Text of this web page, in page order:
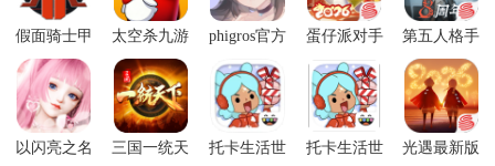
假面骑士甲
斗模拟器最
新版(Zect
Rider Power)
太空杀九游
正版
phigros官方
蛋仔派对手
最新版本
第五人格手
游最新版本
以闪亮之名
三国一统天
托卡生活世
托卡生活世
光遇最新版